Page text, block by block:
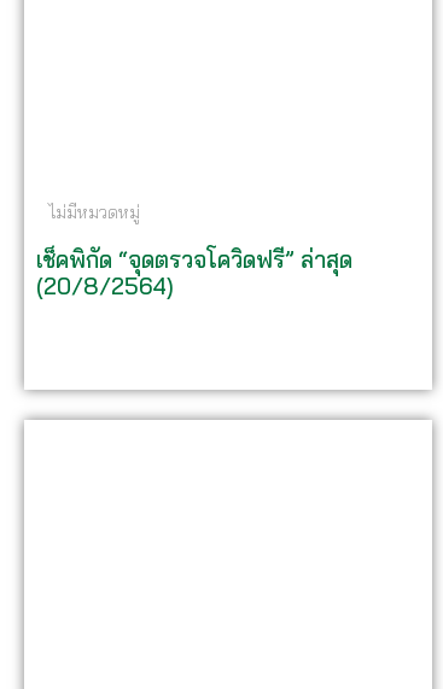
ไม่มีหมวดหมู่
เช็คพิกัด “จุดตรวจโควิดฟรี” ล่าสุด
(20/8/2564)